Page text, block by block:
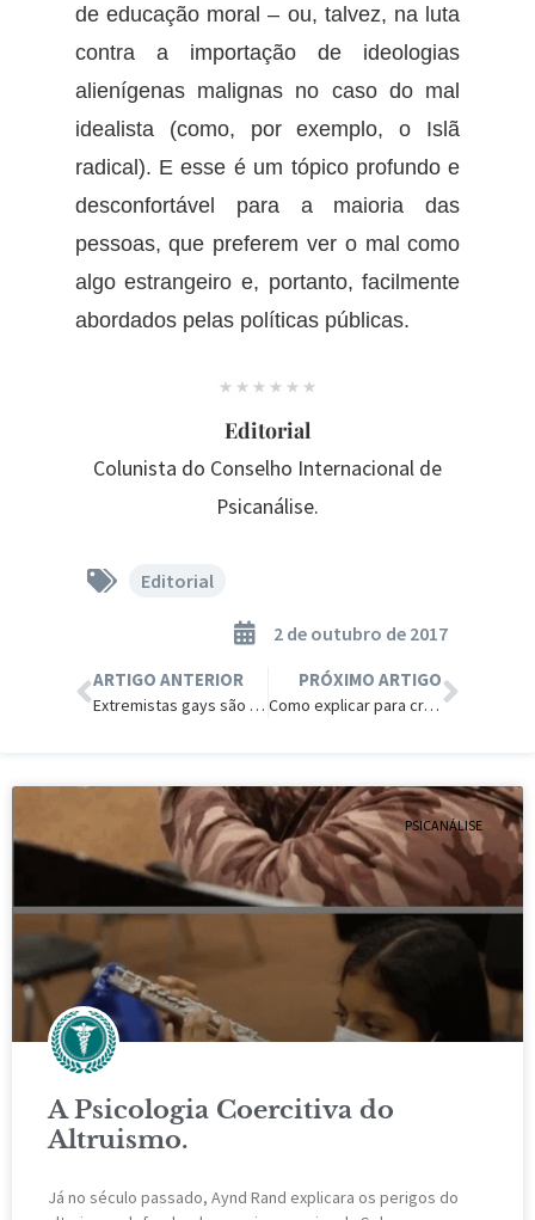
de educação moral – ou, talvez, na luta
contra a importação de ideologias
alienígenas malignas no caso do mal
idealista (como, por exemplo, o Islã
radical). E esse é um tópico profundo e
desconfortável para a maioria das
pessoas, que preferem ver o mal como
algo estrangeiro e, portanto, facilmente
abordados pelas políticas públicas.
Editorial
Colunista do Conselho Internacional de
Psicanálise.
Editorial
2 de outubro de 2017
ARTIGO ANTERIOR
Extremistas gays são contra pluralismo e democracia.
PRÓXIMO ARTIGO
Como explicar para crianças Monster High e outras bonecas hiper-sexualizadas.
PSICANÁLISE
A Psicologia Coercitiva do
Altruismo.
Já no século passado, Aynd Rand explicara os perigos do